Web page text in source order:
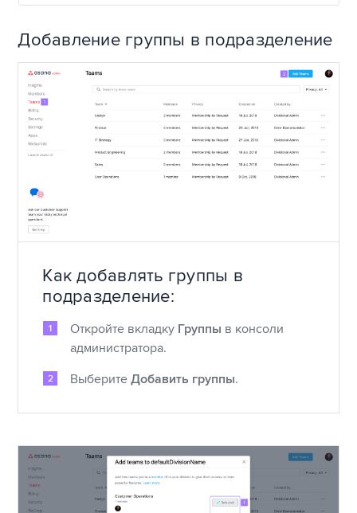
Добавление группы в подразделение
Как добавлять группы в
подразделение:
Откройте вкладку Группы в консоли
администратора.
ВыберитеДобавить группы.